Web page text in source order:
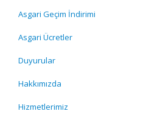
Asgari Geçim İndirimi
Asgari Ücretler
Duyurular
Hakkımızda
Hizmetlerimiz